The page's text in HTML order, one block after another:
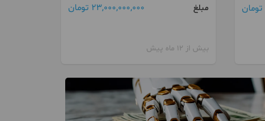
مبلغ
23,000,000,000 تومان
بیش از 12 ماه پیش